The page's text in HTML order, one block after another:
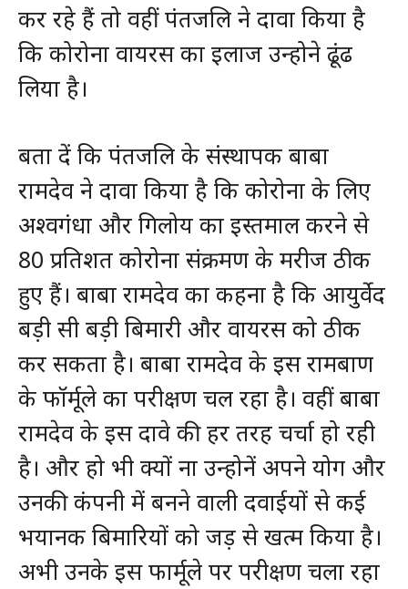
कर रहे हैं तो वहीं पंतजलि ने दावा किया है
कि कोरोना वायरस का इलाज उन्होने ढूंढ
लिया है।
बता दें कि पंतजलि के संस्थापक बाबा
रामदेव ने दावा किया है कि कोरोना के लिए
अश्वगंधा और गिलोय का इस्तमाल करने से
80 प्रतिशत कोरोना संक्रमण के मरीज ठीक
हुए हैं। बाबा रामदेव का कहना है कि आयुर्वेद
बड़ी सी बड़ी बिमारी और वायरस को ठीक
कर सकता है। बाबा रामदेव के इस रामबाण
के फॉर्मूले का परीक्षण चल रहा है। वहीं बाबा
रामदेव के इस दावे की हर तरह चर्चा हो रही
है। और हो भी क्यों ना उन्होनें अपने योग और
उनकी कंपनी में बनने वाली दवाईयों से कई
भयानक बिमारियों को जड़ से खत्म किया है।
अभी उनके इस फार्मूले पर परीक्षण चला रहा